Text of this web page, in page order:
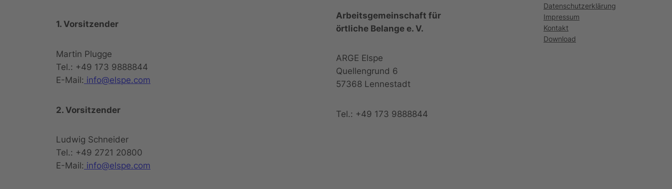
1. Vorsitzender
Martin Plugge
Tel.: +49 173 9888844
E-Mail: info@elspe.com
2. Vorsitzender
Ludwig Schneider
Tel.: +49 2721 20800
E-Mail: info@elspe.com
Arbeitsgemeinschaft für
örtliche Belange e. V.
ARGE Elspe
Quellengrund 6
57368 Lennestadt
Tel.: +49 173 9888844
Datenschutzerklärung
Impressum
Kontakt
Download